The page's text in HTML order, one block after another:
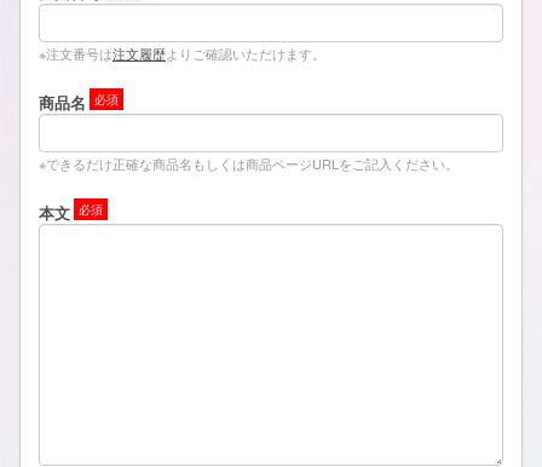
※注文番号は注文履歴よりご確認いただけます。
商品名
※できるだけ正確な商品名もしくは商品ページURLをご記入ください。
本文